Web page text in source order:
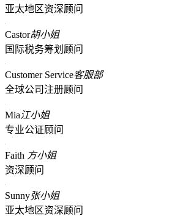
亚太地区资深顾问
Castor胡小姐
国际税务筹划顾问
Customer Service客服部
全球公司注册顾问
Mia江小姐
专业公证顾问
Faith 方小姐
资深顾问
Sunny张小姐
亚太地区资深顾问